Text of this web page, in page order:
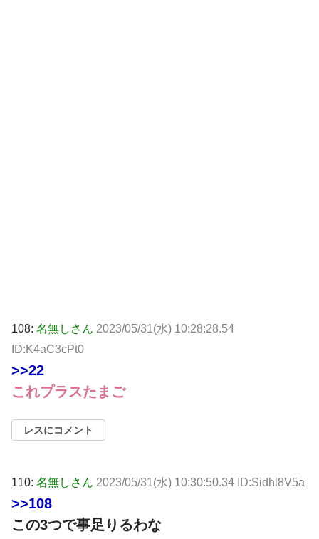
108: 名無しさん 2023/05/31(水) 10:28:28.54
ID:K4aC3cPt0
>>22
これプラスたまご
レスにコメント
110: 名無しさん 2023/05/31(水) 10:30:50.34 ID:Sidhl8V5a
>>108
この3つで事足りるわな